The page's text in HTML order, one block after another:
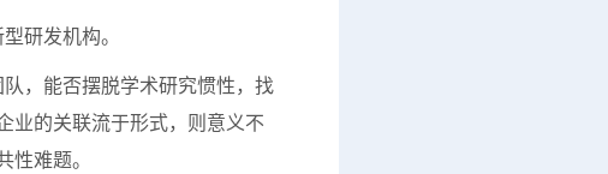
研发机构。
，能否摆脱学术研究惯性，找
业的关联流于形式，则意义不
性难题。